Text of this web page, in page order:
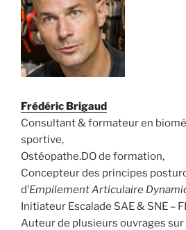
Frédéric Brigaud
Consultant & formateur en
sportive,
Ostéopathe.DO de formation,
Concepteur des principes
d’Empilement Articulaire
Initiateur Escalade SAE & SNE –
Auteur de plusieurs ouvrages sur